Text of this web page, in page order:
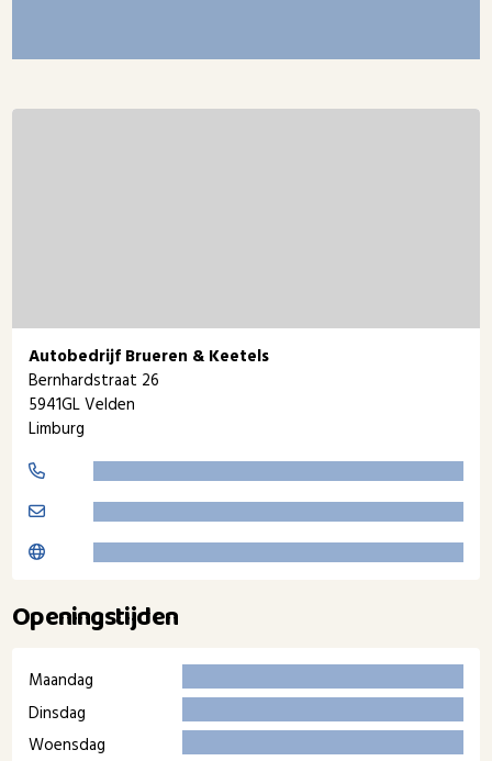
Autobedrijf Brueren & Keetels
Bernhardstraat 26
5941GL Velden
Limburg
Openingstijden
Maandag
Dinsdag
Woensdag